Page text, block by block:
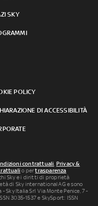
SKY
POLICY
DI ACCESSIBILITÀ
contrattuali, Privacy &
o pertrasparenza
Sky e i diritti di proprietà
di Sky international AG e sono
Sky Italia Srl Via Monte Penice, 7 -
3035-1537 e SkySport: ISSN